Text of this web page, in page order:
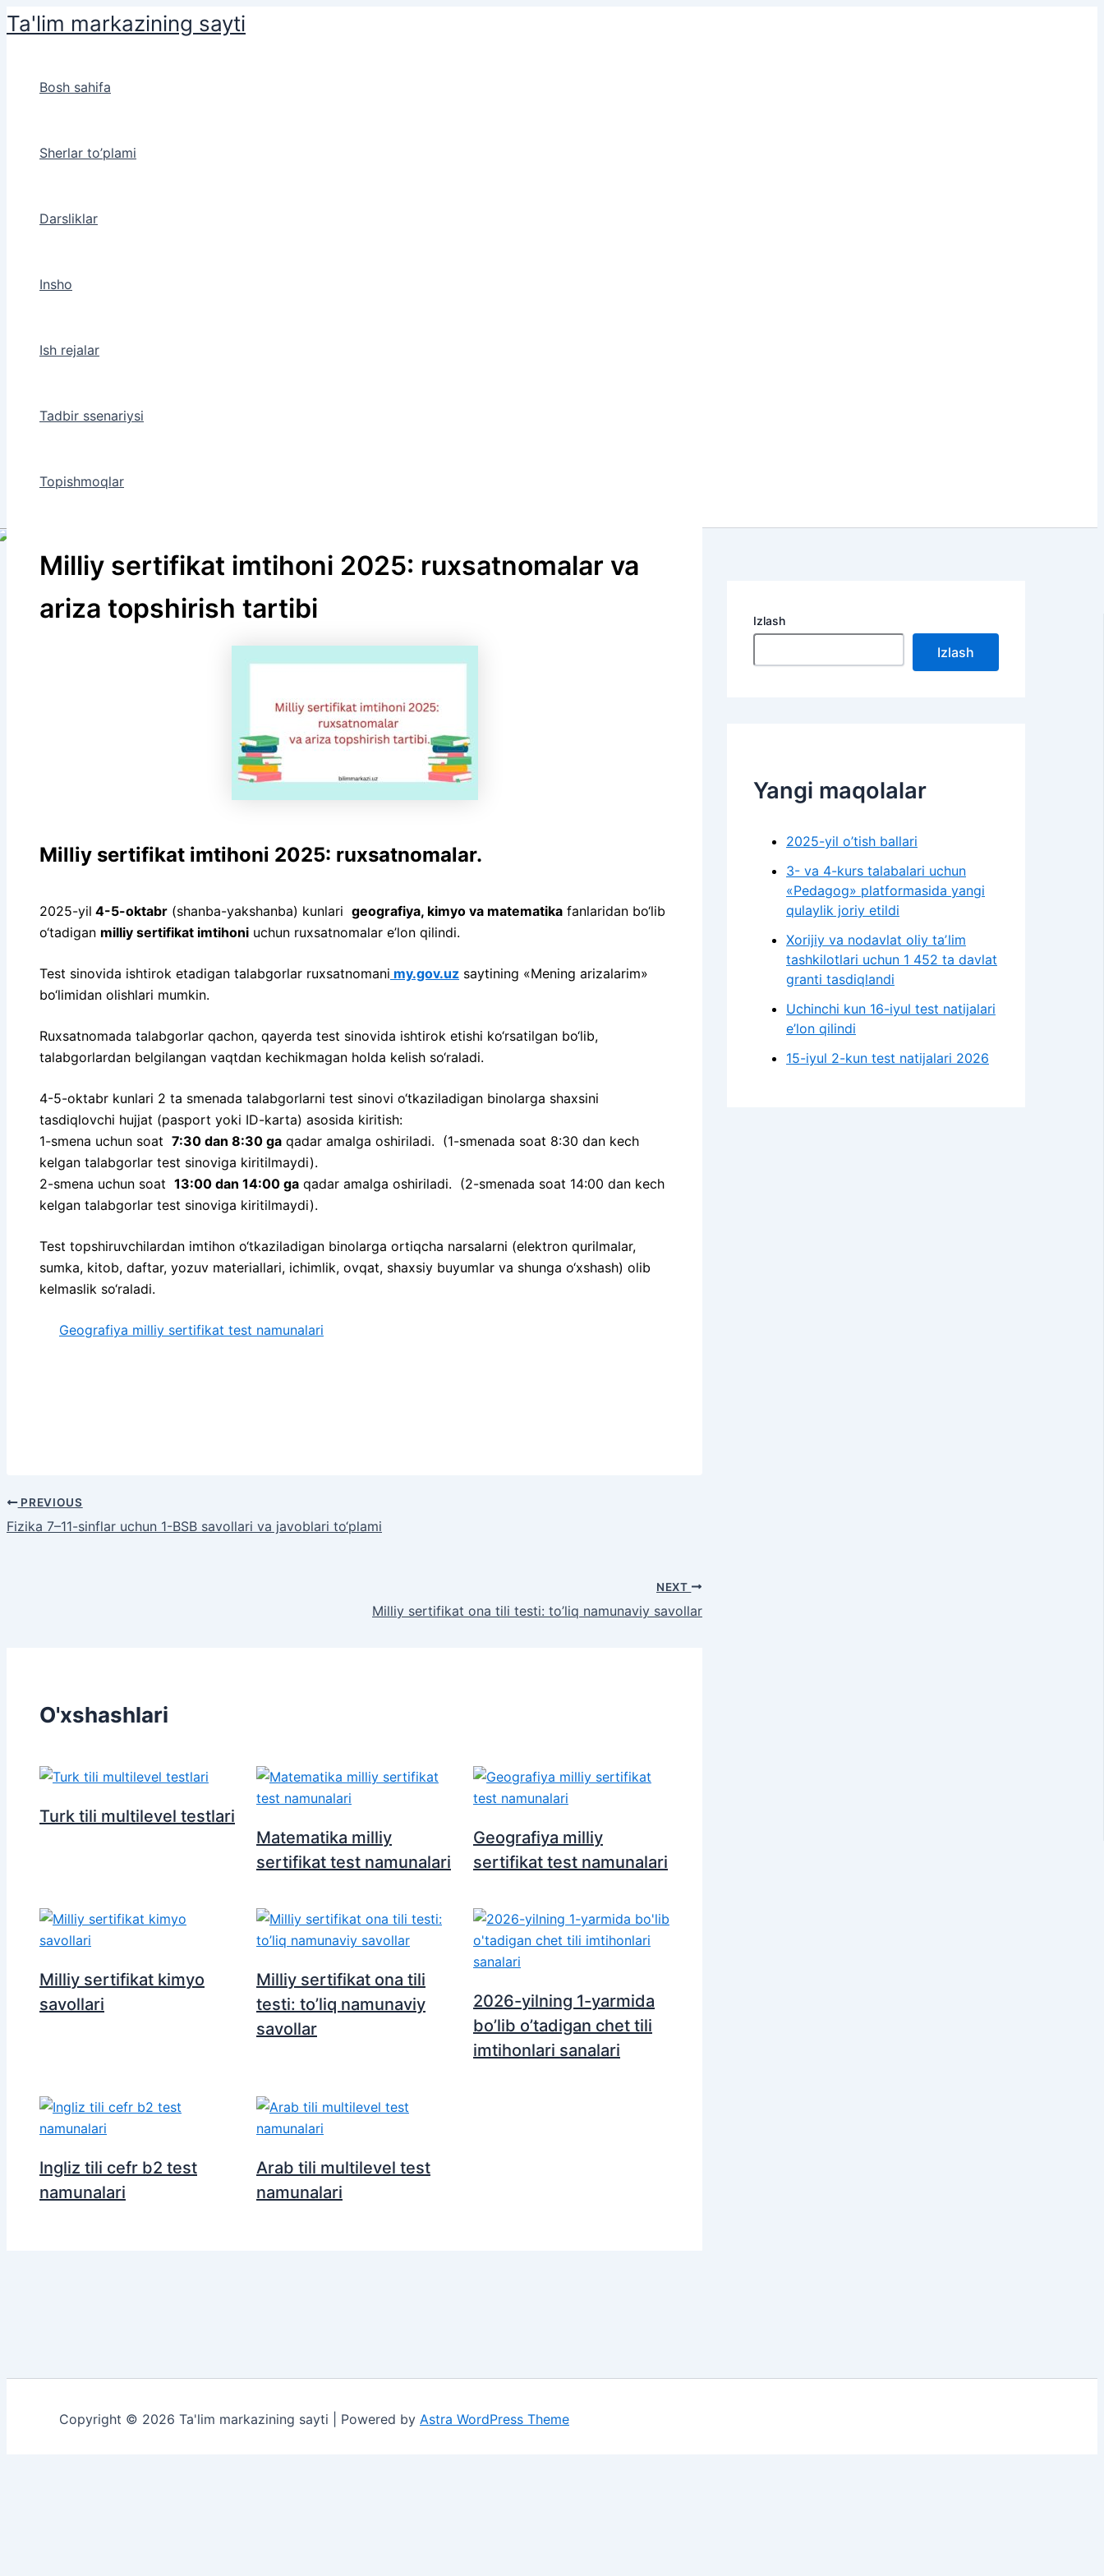
Skip
to
Ta'lim markazining sayti
Bosh sahifa
Sherlar to’plami
Darsliklar
Insho
Ish rejalar
Tadbir ssenariysi
Topishmoqlar
Milliy sertifikat imtihoni 2025: ruxsatnomalar va
ariza topshirish tartibi
Milliy sertifikat imtihoni 2025: ruxsatnomalar.
2025-yil 4-5-oktabr (shanba-yakshanba) kunlari geografiya, kimyo va matematika fanlaridan bo‘lib
o‘tadigan milliy sertifikat imtihoni uchun ruxsatnomalar e’lon qilindi.
Test sinovida ishtirok etadigan talabgorlar ruxsatnomani my.gov.uz saytining «Mening arizalarim»
bo‘limidan olishlari mumkin.
Ruxsatnomada talabgorlar qachon, qayerda test sinovida ishtirok etishi ko‘rsatilgan bo‘lib,
talabgorlardan belgilangan vaqtdan kechikmagan holda kelish so‘raladi.
4-5-oktabr kunlari 2 ta smenada talabgorlarni test sinovi o‘tkaziladigan binolarga shaxsini
tasdiqlovchi hujjat (pasport yoki ID-karta) asosida kiritish:
1-smena uchun soat 7:30 dan 8:30 ga qadar amalga oshiriladi. (1-smenada soat 8:30 dan kech
kelgan talabgorlar test sinoviga kiritilmaydi).
2-smena uchun soat 13:00 dan 14:00 ga qadar amalga oshiriladi. (2-smenada soat 14:00 dan kech
kelgan talabgorlar test sinoviga kiritilmaydi).
Test topshiruvchilardan imtihon o‘tkaziladigan binolarga ortiqcha narsalarni (elektron qurilmalar,
sumka, kitob, daftar, yozuv materiallari, ichimlik, ovqat, shaxsiy buyumlar va shunga o‘xshash) olib
kelmaslik so‘raladi.
Geografiya milliy sertifikat test namunalari
PREVIOUS
Fizika 7–11-sinflar uchun 1-BSB savollari va javoblari to‘plami
NEXT
Milliy sertifikat ona tili testi: to’liq namunaviy savollar
O'xshashlari
Turk tili multilevel testlari
Matematika milliy
sertifikat test namunalari
Geografiya milliy
sertifikat test namunalari
Milliy sertifikat kimyo
savollari
Milliy sertifikat ona tili
testi: to’liq namunaviy
savollar
2026-yilning 1-yarmida
bo’lib o’tadigan chet tili
imtihonlari sanalari
Ingliz tili cefr b2 test
namunalari
Arab tili multilevel test
namunalari
Izlash
Izlash
Yangi maqolalar
2025-yil o’tish ballari
3- va 4-kurs talabalari uchun
«Pedagog» platformasida yangi
qulaylik joriy etildi
Xorijiy va nodavlat oliy taʼlim
tashkilotlari uchun 1 452 ta davlat
granti tasdiqlandi
Uchinchi kun 16-iyul test natijalari
e’lon qilindi
15-iyul 2-kun test natijalari 2026
Copyright © 2026 Ta'lim markazining sayti | Powered by Astra WordPress Theme